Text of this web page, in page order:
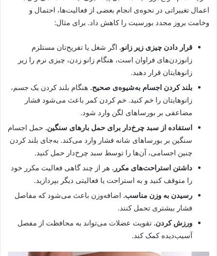
اعمال تغییراتی در نحوه‌ی انجام بعضی از فعالیت‌ها، احتمال و
وخامت بروز مجدد بورسیت را کاهش داد. برای مثال:
قرار دادن چیزی زیر زانو. اگر شغل یا تفریح‌تان مستلزم
زانوزدن‌های فراوان است، هنگام زانو زدن، چیزی نرم را زیر
زانوهایتان قرار دهید.
بلند کردن اجسام به‌شیوه‌ی صحیح. هنگام بلند کردن یک جسم،
زانوهایتان را خم کنید. خم کردن کمر باعث می‌شود فشار
مضاعفی بر بورساهای لگن وارد شود.
استفاده از سبد چرخ‌دار برای حمل بارهای سنگین. حمل اجسام
سنگین بر بورساهای شانه فشار وارد می‌کند. به‌جای بلند کردن
چنین اجسامی، آن‌ها را توسط سبد چرخ‌دار حمل کنید.
داشتن استراحت‌های مکرر. هر از چند گاهی فعالیت مکرر خود
را متوقف کنید و به استراحت یا فعالیتی دیگر بپردازید.
رسیدن به وزن مناسب. اضافه‌وزن باعث می‌شود که مفاصل
فشار بیشتری تحمل کنند.
ورزش کردن. تقویت عضلات می‌تواند به محافظت از مفصل
آسیب‌دیده کمک کند.